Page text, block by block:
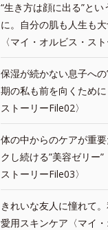
“生き方は顔に出る”と
に。自分の肌も人生も
〈マイ・オルビス・ス
保湿が続かない息子へ
期の私も前を向くため
ストーリーFile02〉
体の中からのケアが重
クし続ける”美容ゼリー”
ストーリーFile03〉
きれいな友人に憧れて
愛用スキンケア〈マイ